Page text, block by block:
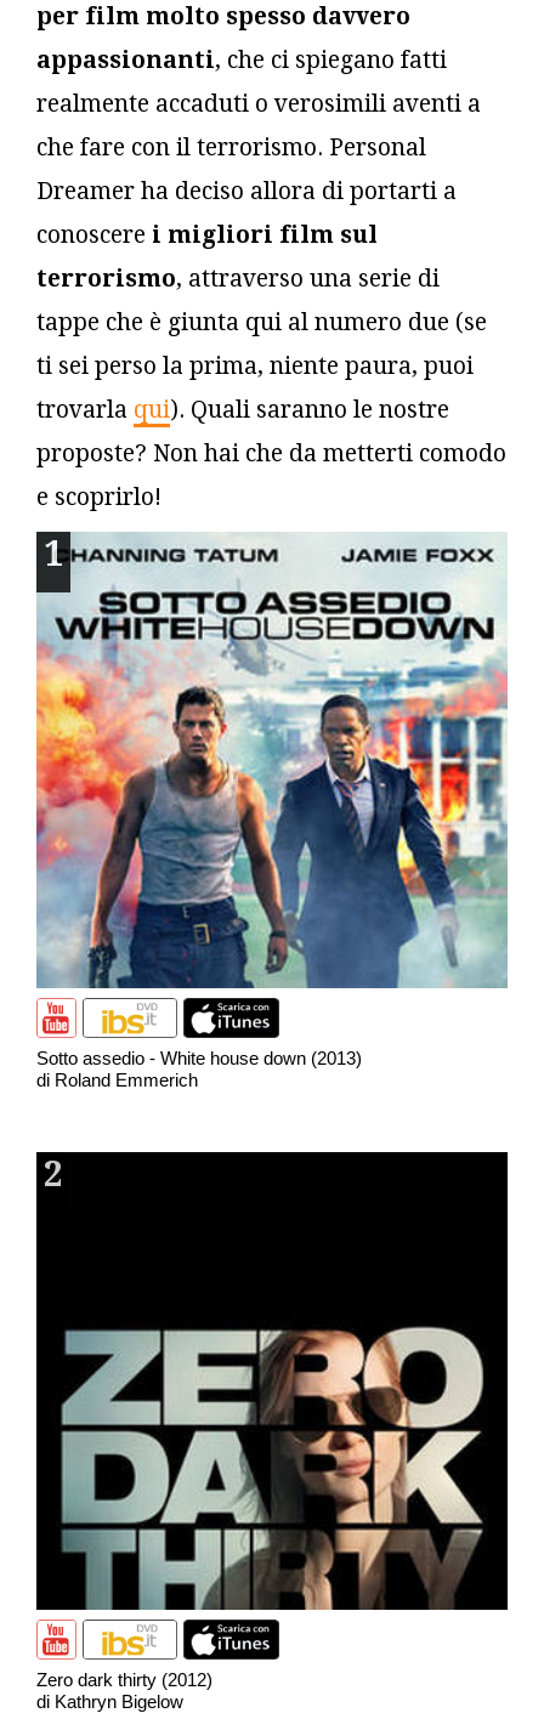
per film molto spesso davvero
appassionanti, che ci spiegano fatti
realmente accaduti o verosimili aventi a
che fare con il terrorismo. Personal
Dreamer ha deciso allora di portarti a
conoscere i migliori film sul
terrorismo, attraverso una serie di
tappe che è giunta qui al numero due (se
ti sei perso la prima, niente paura, puoi
trovarla qui). Quali saranno le nostre
proposte? Non hai che da metterti comodo
e scoprirlo!
1
Sotto assedio - White house down (2013)
di Roland Emmerich
2
Zero dark thirty (2012)
di Kathryn Bigelow